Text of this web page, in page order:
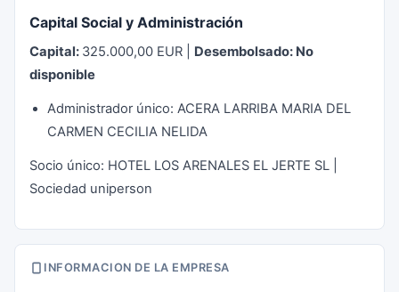
Capital Social y Administración
Capital: 325.000,00 EUR | Desembolsado: No
disponible
Administrador único: ACERA LARRIBA MARIA DEL
CARMEN CECILIA NELIDA
Socio único: HOTEL LOS ARENALES EL JERTE SL |
Sociedad uniperson
INFORMACION DE LA EMPRESA